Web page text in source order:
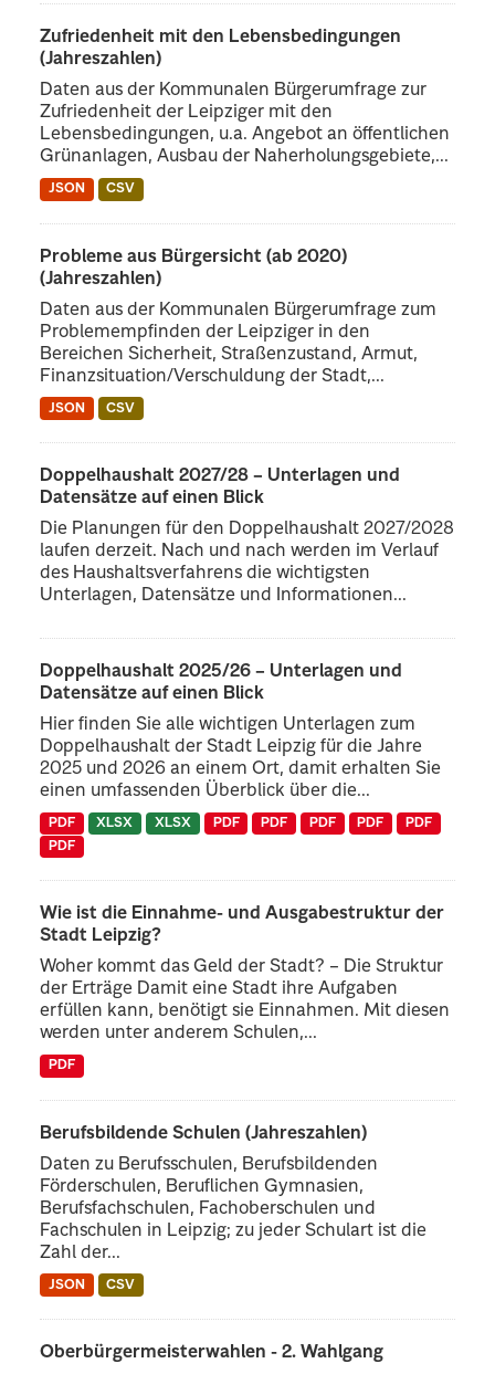
Zufriedenheit mit den Lebensbedingungen
(Jahreszahlen)
Daten aus der Kommunalen Bürgerumfrage zur
Zufriedenheit der Leipziger mit den
Lebensbedingungen, u.a. Angebot an öffentlichen
Grünanlagen, Ausbau der Naherholungsgebiete,...
JSON CSV
Probleme aus Bürgersicht (ab 2020)
(Jahreszahlen)
Daten aus der Kommunalen Bürgerumfrage zum
Problemempfinden der Leipziger in den
Bereichen Sicherheit, Straßenzustand, Armut,
Finanzsituation/Verschuldung der Stadt,...
JSON CSV
Doppelhaushalt 2027/28 – Unterlagen und
Datensätze auf einen Blick
Die Planungen für den Doppelhaushalt 2027/2028
laufen derzeit. Nach und nach werden im Verlauf
des Haushaltsverfahrens die wichtigsten
Unterlagen, Datensätze und Informationen...
Doppelhaushalt 2025/26 – Unterlagen und
Datensätze auf einen Blick
Hier finden Sie alle wichtigen Unterlagen zum
Doppelhaushalt der Stadt Leipzig für die Jahre
2025 und 2026 an einem Ort, damit erhalten Sie
einen umfassenden Überblick über die...
PDF XLSX XLSX PDF PDF PDF PDF
PDF
PDF
Wie ist die Einnahme- und Ausgabestruktur der
Stadt Leipzig?
Woher kommt das Geld der Stadt? – Die Struktur
der Erträge Damit eine Stadt ihre Aufgaben
erfüllen kann, benötigt sie Einnahmen. Mit diesen
werden unter anderem Schulen,...
PDF
Berufsbildende Schulen (Jahreszahlen)
Daten zu Berufsschulen, Berufsbildenden
Förderschulen, Beruflichen Gymnasien,
Berufsfachschulen, Fachoberschulen und
Fachschulen in Leipzig; zu jeder Schulart ist die
Zahl der...
JSON CSV
Oberbürgermeisterwahlen - 2. Wahlgang